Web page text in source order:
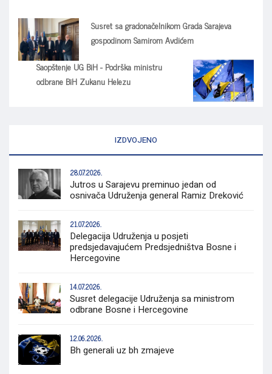
Susret sa gradonačelnikom Grada Sarajeva
gospodinom Samirom Avdićem
Saopštenje UG BiH - Podrška ministru
odbrane BiH Zukanu Helezu
IZDVOJENO
28.07.2026.
Jutros u Sarajevu preminuo jedan od
osnivača Udruženja general Ramiz Dreković
21.07.2026.
Delegacija Udruženja u posjeti
predsjedavajućem Predsjedništva Bosne i
Hercegovine
14.07.2026.
Susret delegacije Udruženja sa ministrom
odbrane Bosne i Hercegovine
12.06.2026.
Bh generali uz bh zmajeve